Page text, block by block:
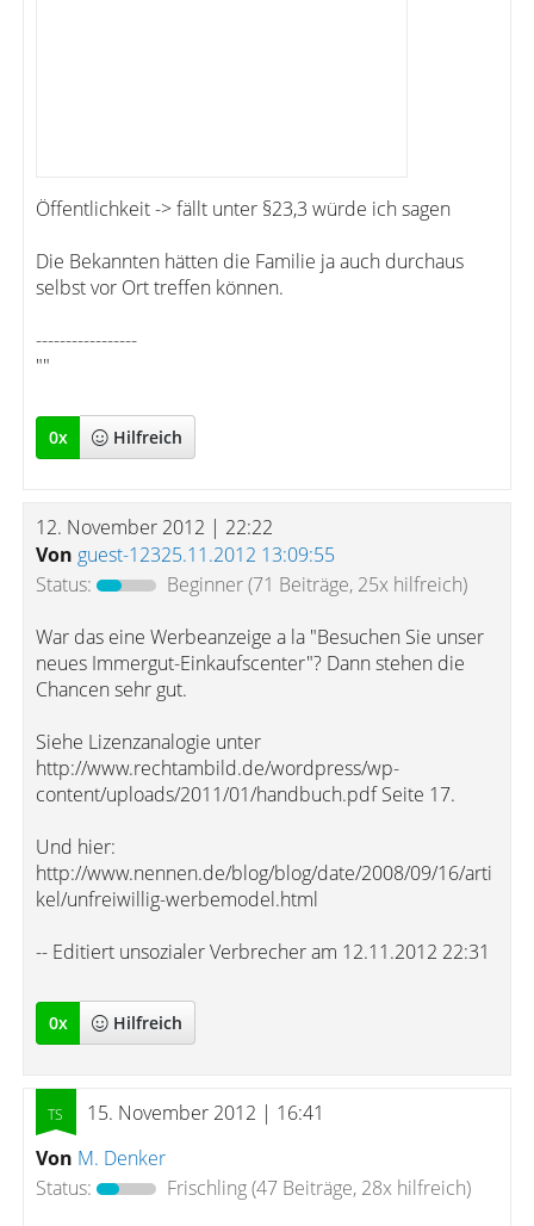
Öffentlichkeit -> fällt unter §23,3 würde ich sagen
Die Bekannten hätten die Familie ja auch durchaus
selbst vor Ort treffen können.
-----------------
""
0x Hilfreich
12. November 2012 | 22:22
Von guest-12325.11.2012 13:09:55
Status:
Beginner(71 Beiträge, 25x hilfreich)
War das eine Werbeanzeige a la "Besuchen Sie unser
neues Immergut-Einkaufscenter"? Dann stehen die
Chancen sehr gut.
Siehe Lizenzanalogie unter
http://www.rechtambild.de/wordpress/wp-
content/uploads/2011/01/handbuch.pdf Seite 17.
Und hier:
http://www.nennen.de/blog/blog/date/2008/09/16/arti
kel/unfreiwillig-werbemodel.html
-- Editiert unsozialer Verbrecher am 12.11.2012 22:31
0x Hilfreich
15. November 2012 | 16:41
Von M. Denker
Status:
Frischling(47 Beiträge, 28x hilfreich)